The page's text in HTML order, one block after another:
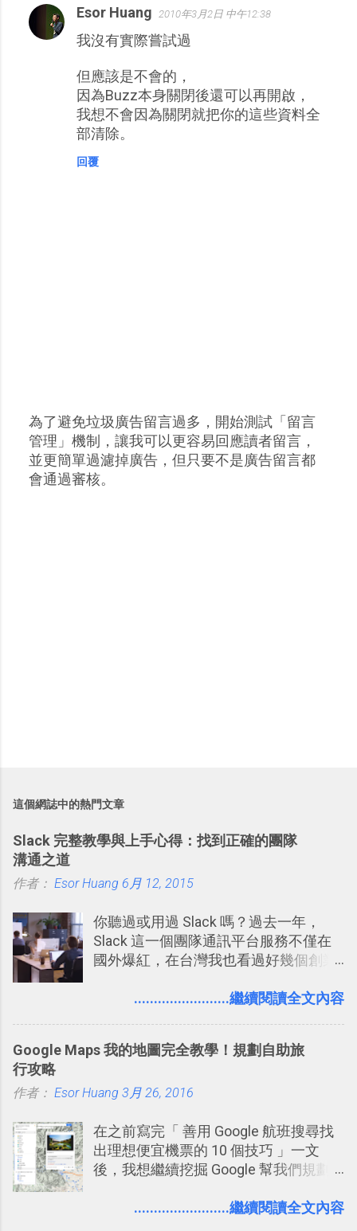
Esor Huang 2010年3月2日 中午12:38
我沒有實際嘗試過
但應該是不會的，
因為Buzz本身關閉後還可以再開啟，
我想不會因為關閉就把你的這些資料全
部清除。
回覆
張
貼
留
為了避免垃圾廣告留言過多，開始測試「留言
管理」機制，讓我可以更容易回應讀者留言，
並更簡單過濾掉廣告，但只要不是廣告留言都
會通過審核。
這個網誌中的熱門文章
Slack 完整教學與上手心得：找到正確的團隊
溝通之道
作者： Esor Huang 6月 12, 2015
你聽過或用過 Slack 嗎？過去一年，
Slack 這一個團隊通訊平台服務不僅在
國外爆紅，在台灣我也看過好幾個創業
理，到底 Slack 有什麼魅力？它是不是
有機會在一個專案合作中使用了 Slack
點： 1. 「 很有趣 」： Slack 裡擁有跟
聊天打屁、傳送有趣影音圖文的功能。
2. 「 有效率 」：但是 Slack 的頻道、群
組機制讓茶水間的聊天，不會干擾工作
事可以從聊天中記錄重點。 3. 「 有彈性
........................繼續閱讀全文內容
Google Maps 我的地圖完全教學！規劃自助旅
行攻略
作者： Esor Huang 3月 26, 2016
在之前寫完「 善用 Google 航班搜尋找
出理想便宜機票的 10 個技巧 」一文
後，我想繼續挖掘 Google 幫我們規劃
入的來聊聊 Google 的「我的地圖」服
........................繼續閱讀全文內容